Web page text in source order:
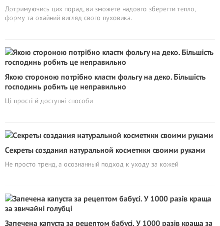
Дотримуючись цих порад, ви зможете надовго зберегти тепло,
форму та охайний вигляд свого пуховика.
Якою стороною потрібно класти фольгу на деко. Більшість
господинь робить це неправильно
Ці прості й доступні способи
Cекреты создания натуральной косметики своими руками
Не просто тренд, а осознанный подход к уходу за кожей
Запечена капуста за рецептом бабусі. У 1000 разів краща за